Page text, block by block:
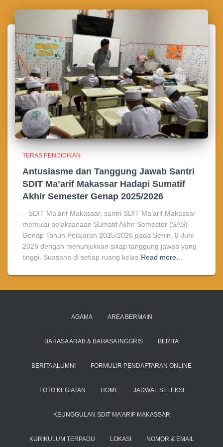
TERAS PENDIDIKAN
Antusiasme dan Tanggung Jawab Santri
SDIT Ma’arif Makassar Hadapi Sumatif
Akhir Semester Genap 2025/2026
– SDIT Ma’arif Makassar, santri SDIT Ma’arif Makassar
memulai pelaksanaan Sumatif Akhir Semester (SAS)
Genap Tahun Pelajaran 2025/2026 pada Senin, 8 Juni
2026 dengan menunjukkan sikap tanggung jawab yang
tinggi. Suasana di setiap ruang kelas Read more…
AGAMA AREA BERMAIN
BAHASA ARAB & BAHASA INGGRIS BERITA
BERITA ALUMNI FORMULIR PENDAFTARAN ONLINE
FOTO KEGIATAN HOME JADWAL SELEKSI
KEUNGGULAN SDIT MA’ARIF MAKASSAR
KURIKULUM TERPADU LOKASI NOMOR & EMAIL